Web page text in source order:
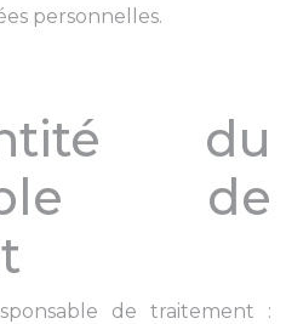
personnelles.
du
de
de traitement :